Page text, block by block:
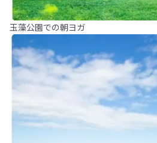
玉藻公園での朝ヨガ